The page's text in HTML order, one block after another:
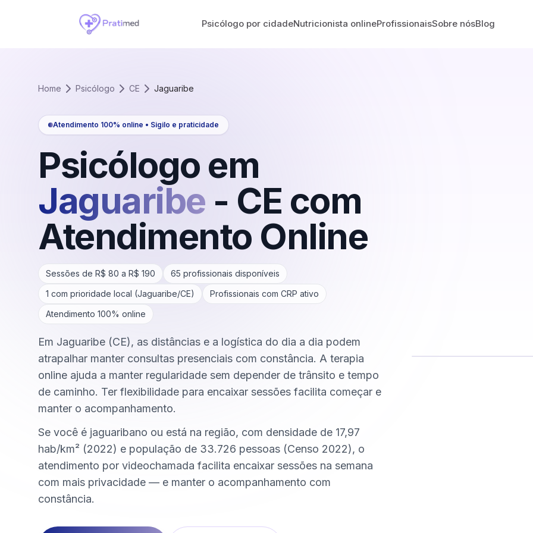
Psicólogo por cidadeNutricionista onlineProfissionaisSobre nósBlog
Home Psicólogo CE Jaguaribe
Atendimento 100% online • Sigilo e praticidade
Psicólogo em
Jaguaribe - CE com
Atendimento Online
Sessões de R$ 80 a R$ 190 65 profissionais disponíveis
1 com prioridade local (Jaguaribe/CE)
Profissionais com CRP ativo
Atendimento 100% online
Em Jaguaribe (CE), as distâncias e a logística do dia a dia podem
atrapalhar manter consultas presenciais com constância. A terapia
online ajuda a manter regularidade sem depender de trânsito e tempo
de caminho. Ter flexibilidade para encaixar sessões facilita começar e
manter o acompanhamento.
Se você é jaguaribano ou está na região, com densidade de 17,97
hab/km² (2022) e população de 33.726 pessoas (Censo 2022), o
atendimento por videochamada facilita encaixar sessões na semana
com mais privacidade — e manter o acompanhamento com
constância.